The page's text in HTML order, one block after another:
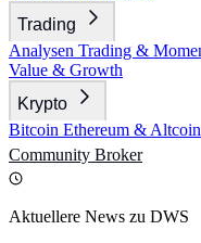
Trading
Analysen Trading &
Value & Growth
Krypto
Bitcoin Ethereum &
Community Broker
Aktuellere News zu DWS